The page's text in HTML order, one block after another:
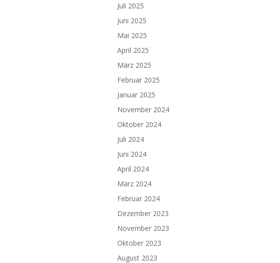
Juli 2025
Juni 2025
Mai 2025
April 2025
März 2025
Februar 2025
Januar 2025
November 2024
Oktober 2024
Juli 2024
Juni 2024
April 2024
März 2024
Februar 2024
Dezember 2023
November 2023
Oktober 2023
August 2023